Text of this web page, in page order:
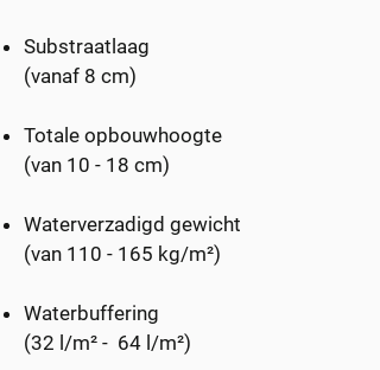
Substraatlaag
(vanaf 8 cm)
Totale opbouwhoogte
(van 10 - 18 cm)
Waterverzadigd gewicht
(van 110 - 165 kg/m²)
Waterbuffering
(32 l/m² - 64 l/m²)